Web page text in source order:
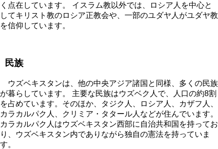
く点在しています。 イスラム教以外では、ロシア人を中心と
してキリスト教のロシア正教会や、一部のユダヤ人がユダヤ教
を信仰しています。
民族
ウズベキスタンは、他の中央アジア諸国と同様、多くの民族
が暮らしています。 主要な民族はウズベク人で、人口の約8割
を占めています。そのほか、タジク人、ロシア人、カザフ人、
カラカルパク人、クリミア・タタール人などが住んでいます。
カラカルパク人はウズベキスタン西部に自治共和国を持ってお
り、ウズベキスタン内でありながら独自の憲法を持っていま
す。